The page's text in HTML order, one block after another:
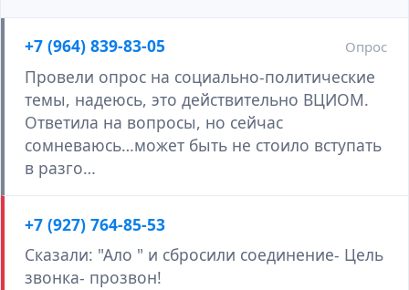
+7 (964) 839-83-05 Опрос
Провели опрос на социально-политические
темы, надеюсь, это действительно ВЦИОМ.
Ответила на вопросы, но сейчас
сомневаюсь…может быть не стоило вступать
в разго…
+7 (927) 764-85-53
Сказали: "Ало " и сбросили соединение- Цель
звонка- прозвон!